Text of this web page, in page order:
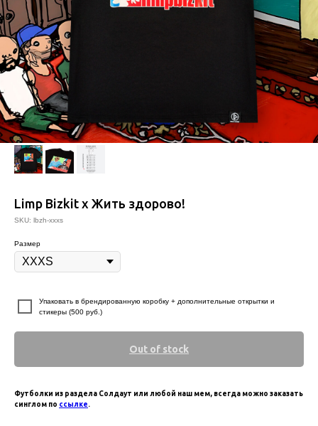
Limp Bizkit x Жить здорово!
SKU: lbzh-xxxs
Размер
Упаковать в брендированную коробку + дополнительные открытки и
стикеры (500 руб.)
Out of stock
Футболки из раздела Солдаут или любой наш мем, всегда можно заказать
синглом по ссылке.